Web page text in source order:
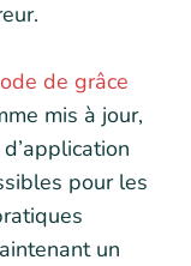
de grâce
mis à jour,
pour les
un